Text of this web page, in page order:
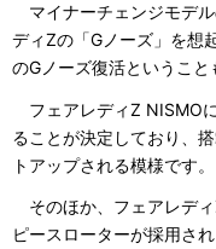
マイナーチェンジモデ
ディZの「Gノーズ」を想
のGノーズ復活ということ
フェアレディZ NISMO
ることが決定しており、
トアップされる模様です。
そのほか、フェアレデ
ピースローターが採用さ